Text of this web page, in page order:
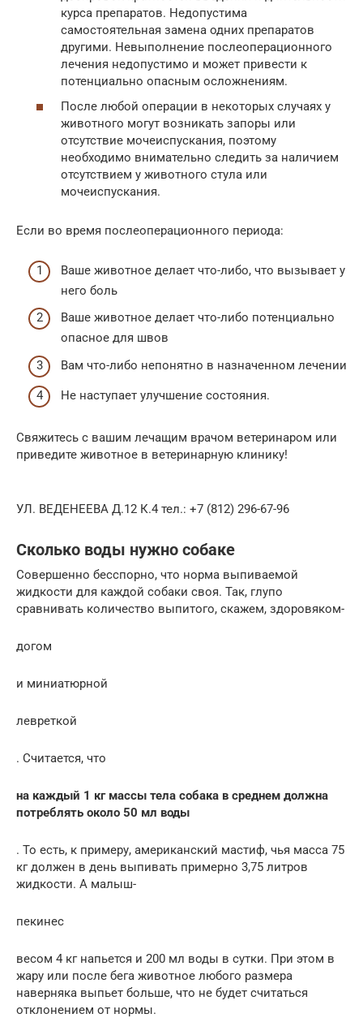
курса препаратов. Недопустима
самостоятельная замена одних препаратов
другими. Невыполнение послеоперационного
лечения недопустимо и может привести к
потенциально опасным осложнениям.
После любой операции в некоторых случаях у
животного могут возникать запоры или
отсутствие мочеиспускания, поэтому
необходимо внимательно следить за наличием
отсутствием у животного стула или
мочеиспускания.
Если во время послеоперационного периода:
Ваше животное делает что-либо, что вызывает у
него боль
Ваше животное делает что-либо потенциально
опасное для швов
Вам что-либо непонятно в назначенном лечении
Не наступает улучшение состояния.
Свяжитесь с вашим лечащим врачом ветеринаром или
приведите животное в ветеринарную клинику!
УЛ. ВЕДЕНЕЕВА Д.12 К.4 тел.: +7 (812) 296-67-96
Сколько воды нужно собаке
Совершенно бесспорно, что норма выпиваемой
жидкости для каждой собаки своя. Так, глупо
сравнивать количество выпитого, скажем, здоровяком-
догом
и миниатюрной
левреткой
. Считается, что
на каждый 1 кг массы тела собака в среднем должна
потреблять около 50 мл воды
. То есть, к примеру, американский мастиф, чья масса 75
кг должен в день выпивать примерно 3,75 литров
жидкости. А малыш-
пекинес
весом 4 кг напьется и 200 мл воды в сутки. При этом в
жару или после бега животное любого размера
наверняка выпьет больше, что не будет считаться
отклонением от нормы.